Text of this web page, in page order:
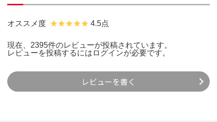
オススメ度 4.5点
現在、2395件のレビューが投稿されています。
レビューを投稿するには ログインが必要です。
レビューを書く